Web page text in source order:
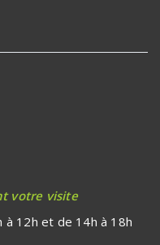
votre visite
à 12h et de 14h à 18h